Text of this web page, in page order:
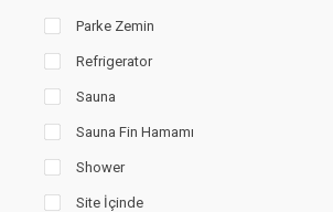
Parke Zemin
Refrigerator
Sauna
Sauna Fin Hamamı
Shower
Site İçinde